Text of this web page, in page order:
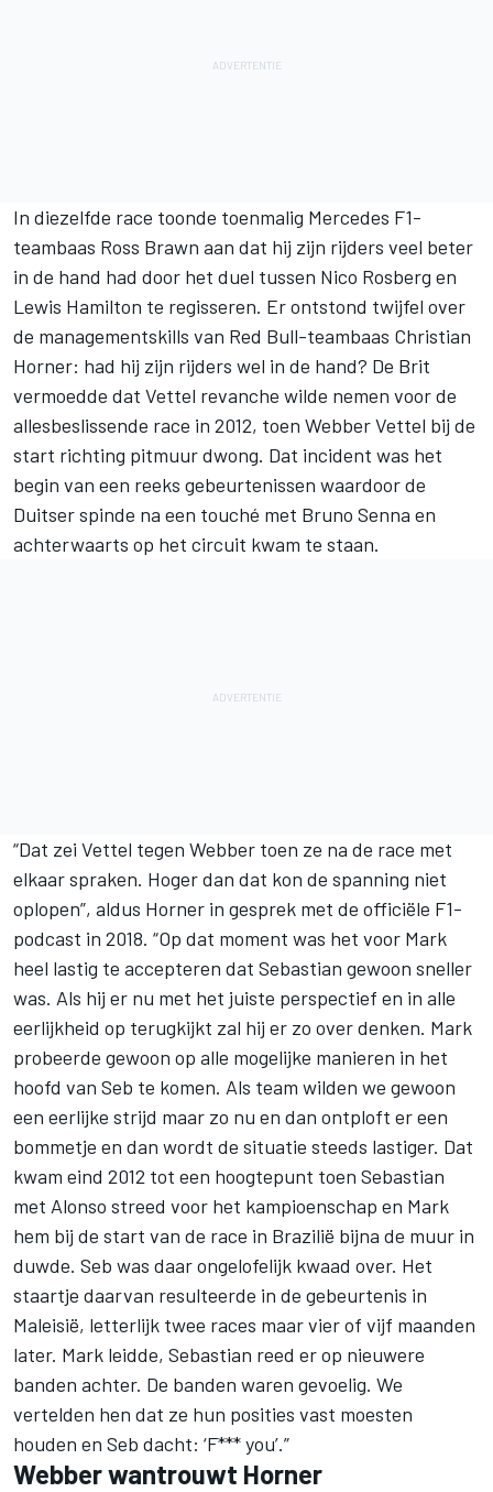
In diezelfde race toonde toenmalig Mercedes F1-
teambaas Ross Brawn aan dat hij zijn rijders veel beter
in de hand had door het duel tussen Nico Rosberg en
Lewis Hamilton te regisseren. Er ontstond twijfel over
de managementskills van Red Bull-teambaas Christian
Horner: had hij zijn rijders wel in de hand? De Brit
vermoedde dat Vettel revanche wilde nemen voor de
allesbeslissende race in 2012, toen Webber Vettel bij de
start richting pitmuur dwong. Dat incident was het
begin van een reeks gebeurtenissen waardoor de
Duitser spinde na een touché met Bruno Senna en
achterwaarts op het circuit kwam te staan.
“Dat zei Vettel tegen Webber toen ze na de race met
elkaar spraken. Hoger dan dat kon de spanning niet
oplopen”, aldus Horner in gesprek met de officiële F1-
podcast in 2018. “Op dat moment was het voor Mark
heel lastig te accepteren dat Sebastian gewoon sneller
was. Als hij er nu met het juiste perspectief en in alle
eerlijkheid op terugkijkt zal hij er zo over denken. Mark
probeerde gewoon op alle mogelijke manieren in het
hoofd van Seb te komen. Als team wilden we gewoon
een eerlijke strijd maar zo nu en dan ontploft er een
bommetje en dan wordt de situatie steeds lastiger. Dat
kwam eind 2012 tot een hoogtepunt toen Sebastian
met Alonso streed voor het kampioenschap en Mark
hem bij de start van de race in Brazilië bijna de muur in
duwde. Seb was daar ongelofelijk kwaad over. Het
staartje daarvan resulteerde in de gebeurtenis in
Maleisië, letterlijk twee races maar vier of vijf maanden
later. Mark leidde, Sebastian reed er op nieuwere
banden achter. De banden waren gevoelig. We
vertelden hen dat ze hun posities vast moesten
houden en Seb dacht: ‘F*** you’.”
Webber wantrouwt Horner